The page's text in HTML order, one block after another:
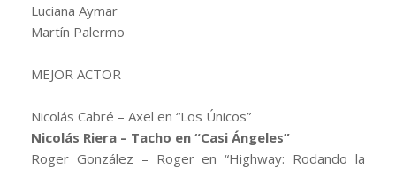
Luciana Aymar
Martín Palermo
MEJOR ACTOR
Nicolás Cabré – Axel en “Los Únicos”
Nicolás Riera – Tacho en “Casi Ángeles”
Roger González – Roger en “Highway: Rodando la